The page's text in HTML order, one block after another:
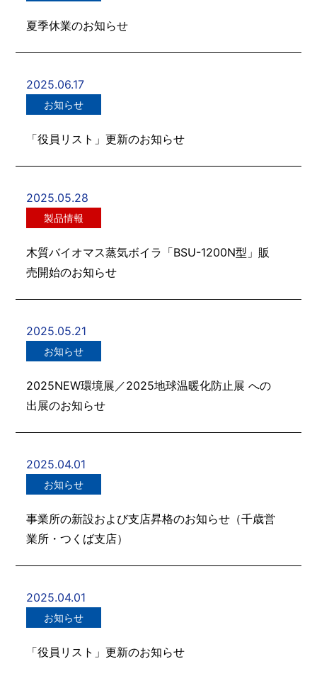
夏季休業のお知らせ
2025.06.17
お知らせ
「役員リスト」更新のお知らせ
2025.05.28
製品情報
木質バイオマス蒸気ボイラ「BSU-1200N型」販
売開始のお知らせ
2025.05.21
お知らせ
2025NEW環境展／2025地球温暖化防止展 への
出展のお知らせ
2025.04.01
お知らせ
事業所の新設および支店昇格のお知らせ（千歳営
業所・つくば支店）
2025.04.01
お知らせ
「役員リスト」更新のお知らせ